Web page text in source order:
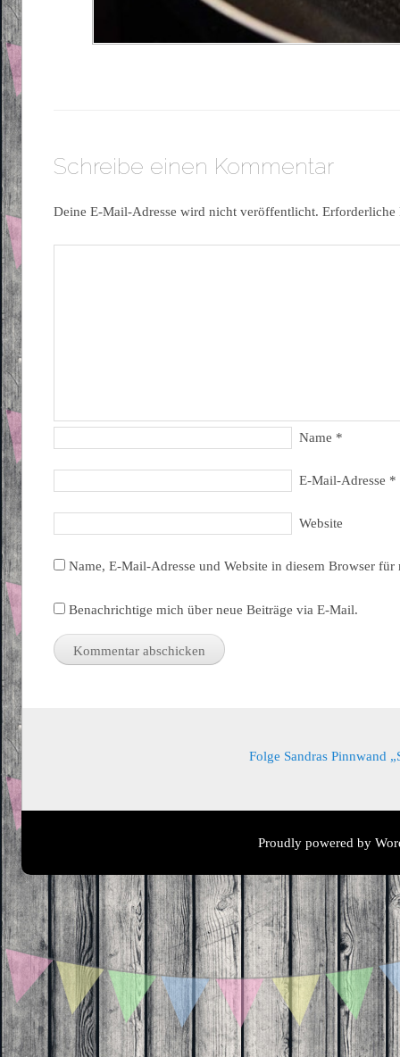
Schreibe einen Kommentar
Deine E-Mail-Adresse wird nicht veröffentlicht.
Name *
E-Mail-Adresse *
Website
Name, E-Mail-Adresse und Website in diesem Browser
Benachrichtige mich über neue Beiträge via E-Mail.
Folge Sandras Pinnwand
Proudly powered by